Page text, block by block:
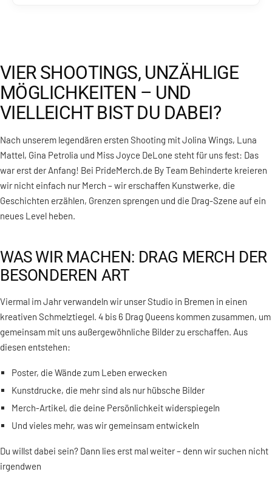
VIER SHOOTINGS, UNZÄHLIGE
MÖGLICHKEITEN – UND
VIELLEICHT BIST DU DABEI?
Nach unserem legendären ersten Shooting mit Jolina Wings, Luna
Mattel, Gina Petrolia und Miss Joyce DeLone steht für uns fest: Das
war erst der Anfang! Bei PrideMerch.de By Team Behinderte kreieren
wir nicht einfach nur Merch – wir erschaffen Kunstwerke, die
Geschichten erzählen, Grenzen sprengen und die Drag-Szene auf ein
neues Level heben.
WAS WIR MACHEN: DRAG MERCH DER
BESONDEREN ART
Viermal im Jahr verwandeln wir unser Studio in Bremen in einen
kreativen Schmelztiegel. 4 bis 6 Drag Queens kommen zusammen, um
gemeinsam mit uns außergewöhnliche Bilder zu erschaffen. Aus
diesen entstehen:
Poster, die Wände zum Leben erwecken
Kunstdrucke, die mehr sind als nur hübsche Bilder
Merch-Artikel, die deine Persönlichkeit widerspiegeln
Und vieles mehr, was wir gemeinsam entwickeln
Du willst dabei sein? Dann lies erst mal weiter – denn wir suchen nicht
irgendwen